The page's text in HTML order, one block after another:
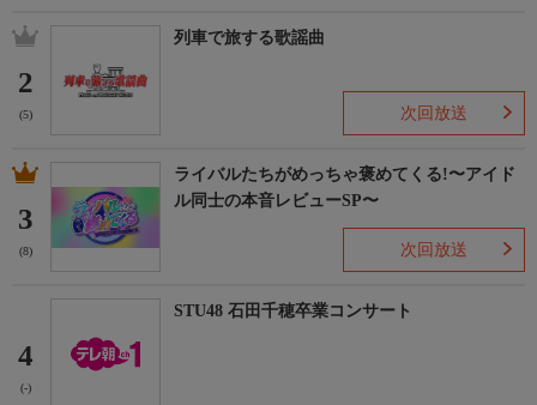
2
(5)
列車で旅する歌謡曲
次回放送
3
(8)
ライバルたちがめっちゃ褒めてくる!〜アイド
ル同士の本音レビューSP〜
次回放送
4
(-)
STU48 石田千穂卒業コンサート